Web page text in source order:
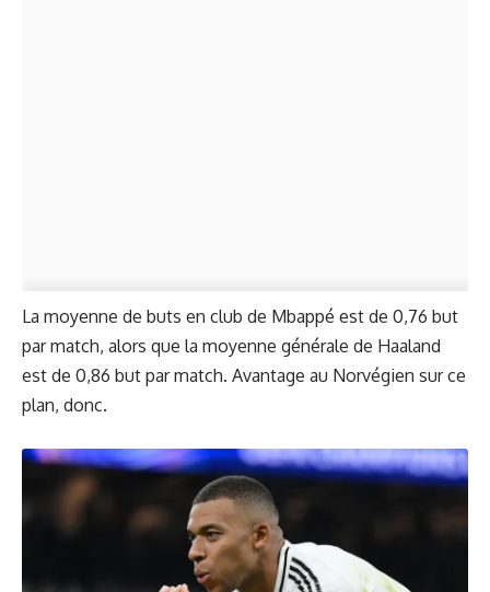
La moyenne de buts en club de Mbappé est de 0,76 but
par match, alors que la moyenne générale de Haaland
est de 0,86 but par match. Avantage au Norvégien sur ce
plan, donc.